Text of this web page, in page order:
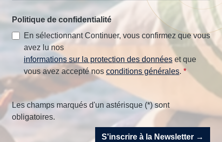
Politique de confidentialité
En sélectionnant Continuer, vous confirmez que vous
avez lu nos
informations sur la protection des données et que
vous avez accepté nos conditions générales. *
Les champs marqués d'un astérisque (*) sont
obligatoires.
S'inscrire à la Newsletter →